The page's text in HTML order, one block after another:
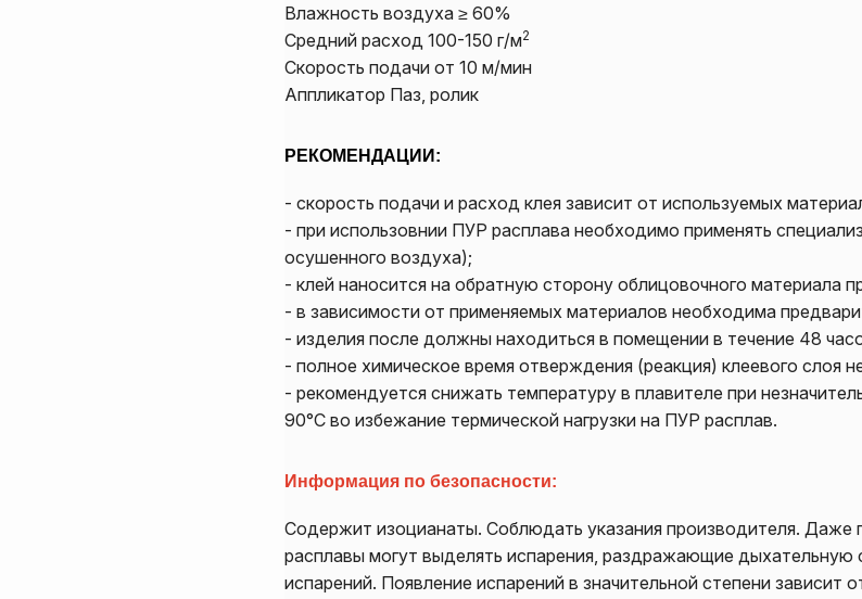
Влажность воздуха ≥ 60%
Средний расход 100-150 г/м2
Скорость подачи от 10 м/мин
Аппликатор Паз, ролик
РЕКОМЕНДАЦИИ:
- скорость подачи и расход клея зависит от используемых
- при использовнии ПУР расплава необходимо применять
осушенного воздуха);
- клей наносится на обратную сторону облицовочного материала
- в зависимости от применяемых материалов необходима
- изделия после должны находиться в помещении в течение 48
- полное химическое время отверждения (реакция) клеевого слоя
- рекомендуется снижать температуру в плавителе при
90°C во избежание термической нагрузки на ПУР расплав.
Информация по безопасности:
Содержит изоцианаты. Соблюдать указания производителя. Даже
расплавы могут выделять испарения, раздражающие
испарений. Появление испарений в значительной степени